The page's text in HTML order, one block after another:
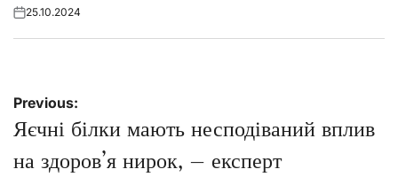
Posted
25.10.2024
Навігація
записів
Previous:
Яєчні білки мають несподіваний вплив
на здоров’я нирок, – експерт